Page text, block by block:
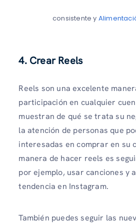
consistente y
4. Crear Reels
Reels son una excelente
participación en cualquier
muestran de qué se trata su
la atención de personas que
interesadas en comprar en su
manera de hacer reels es
por ejemplo, usar canciones y
tendencia en Instagram.
También puedes seguir las